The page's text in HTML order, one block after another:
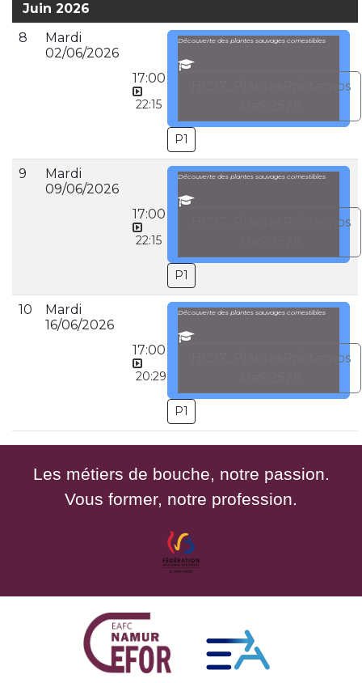
Juin 2026
8
Mardi
02/06/2026
17:00
22:15
Découverte des plantes sauvages comestibles
HC27_PlantesPrintemps
P1
9
Mardi
09/06/2026
17:00
22:15
Découverte des plantes sauvages comestibles
HC27_PlantesPrintemps
P1
10
Mardi
16/06/2026
17:00
20:29
Découverte des plantes sauvages comestibles
HC27_PlantesPrintemps
P1
Les métiers de bouche, notre passion.
Vous former, notre profession.